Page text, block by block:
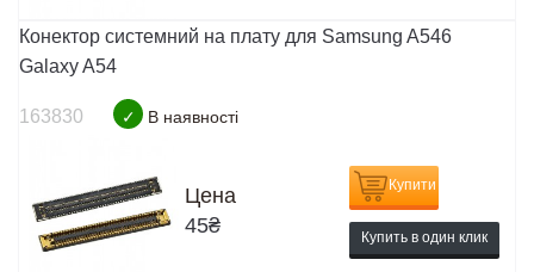
Конектор системний на плату для Samsung A546
Galaxy A54
163830 ✓ В наявності
Цена
45₴
Купити
Купить в один клик